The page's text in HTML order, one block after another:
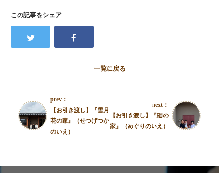
この記事をシェア
一覧に戻る
prev：
【お引き渡し】『雪月
花の家』（せつげつか
のいえ）
next：
【お引き渡し】『廻の
家』（めぐりのいえ）